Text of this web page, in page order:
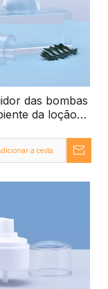
das bombas
da loção
pulverizador
a cesta